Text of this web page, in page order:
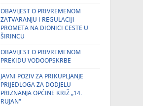
OBAVIJEST O PRIVREMENOM
ZATVARANJU I REGULACIJI
PROMETA NA DIONICI CESTE U
ŠIRINCU
OBAVIJEST O PRIVREMENOM
PREKIDU VODOOPSKRBE
JAVNI POZIV ZA PRIKUPLJANJE
PRIJEDLOGA ZA DODJELU
PRIZNANJA OPĆINE KRIŽ „14.
RUJAN“